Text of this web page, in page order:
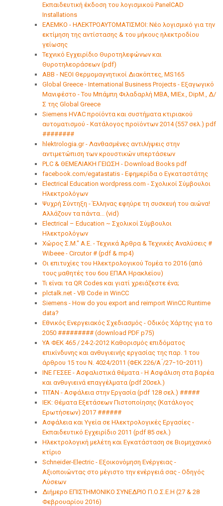
Eκπαιδευτική έκδοση του λογισμικού PanelCAD
Installations
ΕΛΕΜΚΟ - ΗΛΕΚΤΡΟΑΥΤΟΜΑΤΙΣΜΟΙ: Νέο λογισμικό για την
εκτίμηση της αντίστασης & του μήκους ηλεκτροδίου
γείωσης
Τεχνικό Εγχειρίδιο Θυροτηλεφώνων και
Θυροτηλεοράσεων (pdf)
ABB - ΝΕΟΙ Θερμομαγνητικοί Διακόπτες, MS165
Global Greece - International Business Projects - Εξαγωγικό
Μανιφέστο - Του Μπάμπη Φιλαδαρλή MBA, MIEx., DipM., Δ/
Σ της Global Greece
Siemens HVAC προϊόντα και συστήματα κτιριακού
αυτοματισμού - Κατάλογος προϊόντων 2014 (557 σελ.) pdf
########
hlektrologia.gr - Λανθασμένες αντιλήψεις στην
αντιμετώπιση των κρουστικών υπερτάσεων
PLC & ΘΕΜΕΛΙΑΚΗ ΓΕΙΩΣΗ - Download Books pdf
facebook.com/egatastatis - Εφημερίδα ο Εγκαταστάτης
Electrical Education wordpress.com - Σχολικοί Σύμβουλοι
Ηλεκτρολόγων
Ψυχρή Σύντηξη - Έλληνας εφηύρε τη συσκευή του αιώνα!
Αλλάζουν τα πάντα... (vid)
Electrical – Education ~ Σχολικοί Σύμβουλοι
Ηλεκτρολόγων
Χώρος Σ.Μ." Α.Ε. - Τεχνικά Άρθρα & Τεχνικές Αναλύσεις #
Wibeee - Circutor # (pdf & mp4)
Οι επιτυχίες του Ηλεκτρολογικού Τομέα το 2016 (από
τους μαθητές του 6ου ΕΠΑΛ Ηρακλείου)
Τι είναι τα QR Codes και γιατί χρειάζεστε ένα;
plctalk.net - VB Code in WinCC
Siemens - How do you export and reimport WinCC Runtime
data?
Εθνικός Ενεργειακός Σχεδιασμός - Οδικός Χάρτης για το
2050 ######### (download PDF p75)
ΥΑ ΦΕΚ 465 / 24-2-2012 Καθορισμός επιδόματος
επικίνδυνης και ανθυγιεινής εργασίας της παρ. 1 του
άρθρου 15 του Ν. 4024/2011 (ΦΕΚ 226/A ́/27−10−2011)
ΙΝΕ ΓΕΣΕΕ - Ασφαλιστικά θέματα - Η Ασφάλιση στα βαρέα
και ανθυγιεινά επαγγέλματα (pdf 20σελ.)
ΤΙΤΑΝ - Ασφάλεια στην Εργασία (pdf 128 σελ.) #####
IEK: Θέματα Εξετάσεων Πιστοποίησης (Κατάλογος
Ερωτήσεων) 2017 ######
Ασφάλεια και Υγεία σε Ηλεκτρολογικές Εργασίες -
Εκπαιδευτικό Εγχειρίδιο 2011 (pdf 85 σελ.)
Ηλεκτρολογική μελέτη και Εγκατάσταση σε Βιομηχανικό
κτίριο
Schneider-Electric - Εξοικονόμηση Ενέργειας -
Αξιοποιώντας στο μέγιστο την ενέργειά σας - Οδηγός
Λύσεων
Διήμερο ΕΠΙΣΤΗΜΟΝΙΚΟ ΣΥΝΕΔΡΙΟ Π.Ο.Σ.Ε.Η (27 & 28
Φεβρουαρίου 2016)